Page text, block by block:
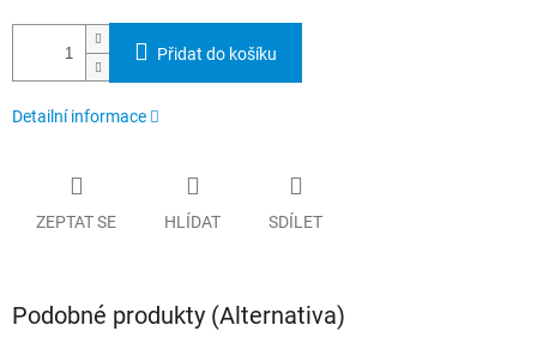
Přidat do košíku
Detailní informace
ZEPTAT SE HLÍDAT SDÍLET
Podobné produkty (Alternativa)